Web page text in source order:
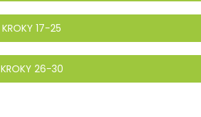
KROKY 17-25
KROKY 26-30